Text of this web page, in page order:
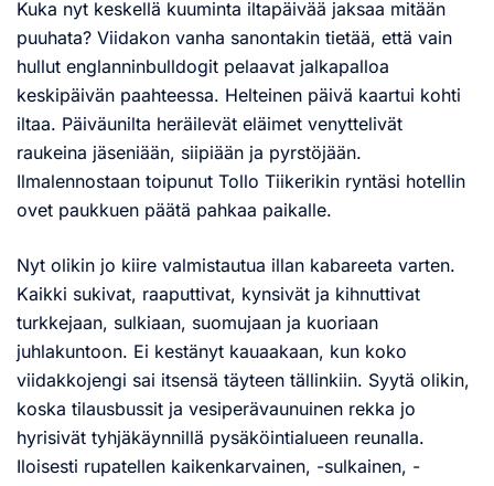
Kuka nyt keskellä kuuminta iltapäivää jaksaa mitään
puuhata? Viidakon vanha sanontakin tietää, että vain
hullut englanninbulldogit pelaavat jalkapalloa
keskipäivän paahteessa. Helteinen päivä kaartui kohti
iltaa. Päiväunilta heräilevät eläimet venyttelivät
raukeina jäseniään, siipiään ja pyrstöjään.
Ilmalennostaan toipunut Tollo Tiikerikin ryntäsi hotellin
ovet paukkuen päätä pahkaa paikalle.
Nyt olikin jo kiire valmistautua illan kabareeta varten.
Kaikki sukivat, raaputtivat, kynsivät ja kihnuttivat
turkkejaan, sulkiaan, suomujaan ja kuoriaan
juhlakuntoon. Ei kestänyt kauaakaan, kun koko
viidakkojengi sai itsensä täyteen tällinkiin. Syytä olikin,
koska tilausbussit ja vesiperävaunuinen rekka jo
hyrisivät tyhjäkäynnillä pysäköintialueen reunalla.
Iloisesti rupatellen kaikenkarvainen, -sulkainen, -